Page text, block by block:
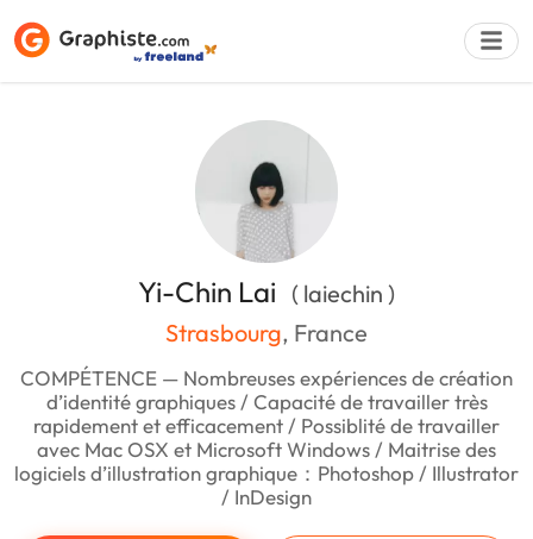
Yi-Chin Lai ( laiechin )
Strasbourg, France
COMPÉTENCE — Nombreuses expériences de création
d’identité graphiques / Capacité de travailler très
rapidement et efficacement / Possiblité de travailler
avec Mac OSX et Microsoft Windows / Maitrise des
logiciels d’illustration graphique：Photoshop / Illustrator
/ InDesign